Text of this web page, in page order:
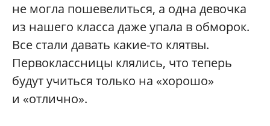
не могла пошевелиться, а одна девочка
из нашего класса даже упала в обморок.
Все стали давать какие-то клятвы.
Первоклассницы клялись, что теперь
будут учиться только на «хорошо»
и «отлично».